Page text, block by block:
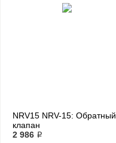
NRV15 NRV-15: Обратный
клапан
2 986 ₽